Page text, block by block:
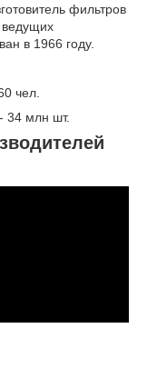
фильтров
в 1966 году.
чел.
34 млн шт.